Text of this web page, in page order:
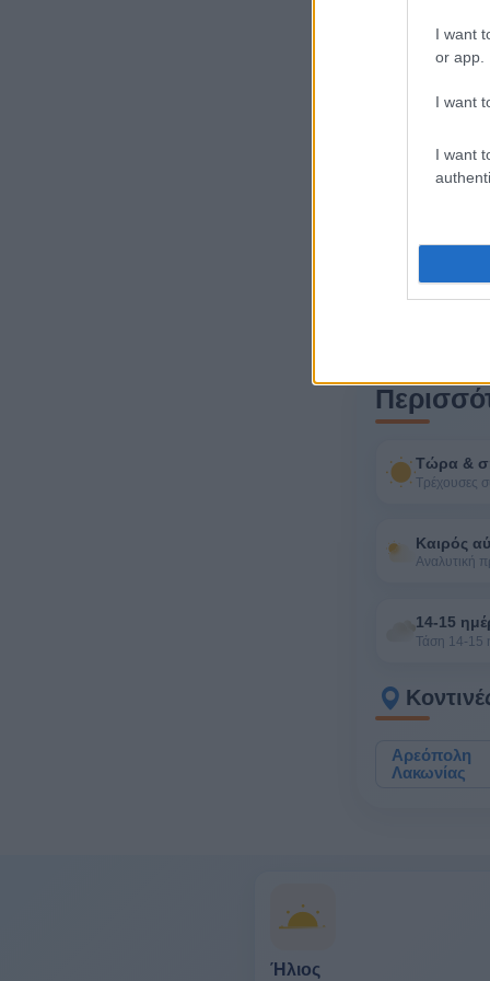
I want
or app.
I want
I want
Τώρα &
Τρέχουσες
Καιρός
Αναλυτική
14-15
Τάση 14-15
Αρεόπολη
Λακωνίας
Ήλιος